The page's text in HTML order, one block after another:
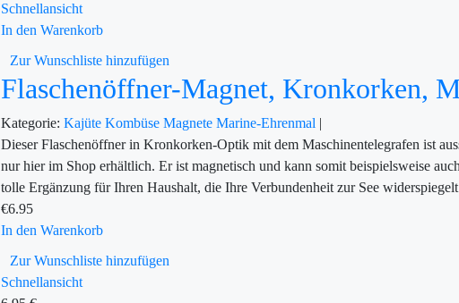
Schnellansicht
In den Warenkorb
Zur Wunschliste hinzufügen
Flaschenöffner-Magnet, Kronkorken,
Kategorie: Kajüte Kombüse Magnete Marine-Ehrenmal |
Dieser Flaschenöffner in Kronkorken-Optik mit dem Maschinentelegrafen ist
nur hier im Shop erhältlich. Er ist magnetisch und kann somit beispielsweise
tolle Ergänzung für Ihren Haushalt, die Ihre Verbundenheit zur See
€6.95
In den Warenkorb
Zur Wunschliste hinzufügen
Schnellansicht